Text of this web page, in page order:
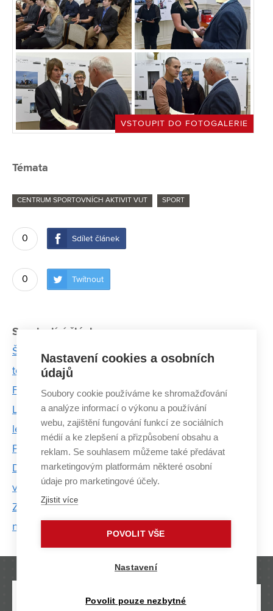
VSTOUPIT DO FOTOGALERIE
Témata
CENTRUM SPORTOVNÍCH AKTIVIT VUT SPORT
0 Sdílet článek
0 Twítnout
Související články:
Šest akademických mistrů ČR pochází z brněnské
techniky
Florbalisté VUT opět porazili tým MU. Podruhé
Lyžařský oddíl na brněnské technice oslaví šedesát
let. Studenty tam trénuje i jeho zakladatel Vilém
Podešva
Díky sportovnímu stipendiu může dvacetiletý
vzpěrač z VUT trénovat devětkrát týdně
Z výhry ve florbale se radoval tým MU. Zvítězil na
nájezdy
Nastavení cookies a osobních
údajů
Soubory cookie používáme ke shromažďování
a analýze informací o výkonu a používání
webu, zajištění fungování funkcí ze sociálních
médií a ke zlepšení a přizpůsobení obsahu a
reklam. Se souhlasem můžeme také předávat
marketingovým platformám některé osobní
údaje pro marketingové účely.
Zjistit více
POVOLIT VŠE
Nastavení
Povolit pouze nezbytné